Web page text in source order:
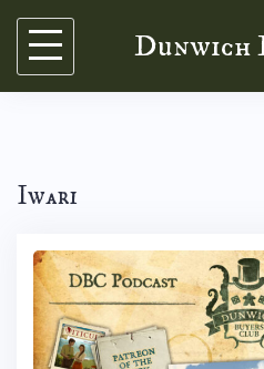
Skip
content
Dunwich
Iwari